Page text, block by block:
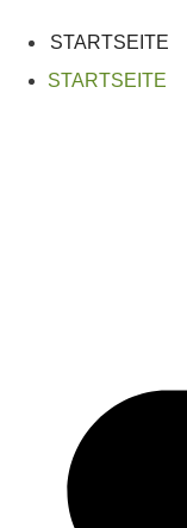
Inhalt
springen
STARTSEITE
STARTSEITE